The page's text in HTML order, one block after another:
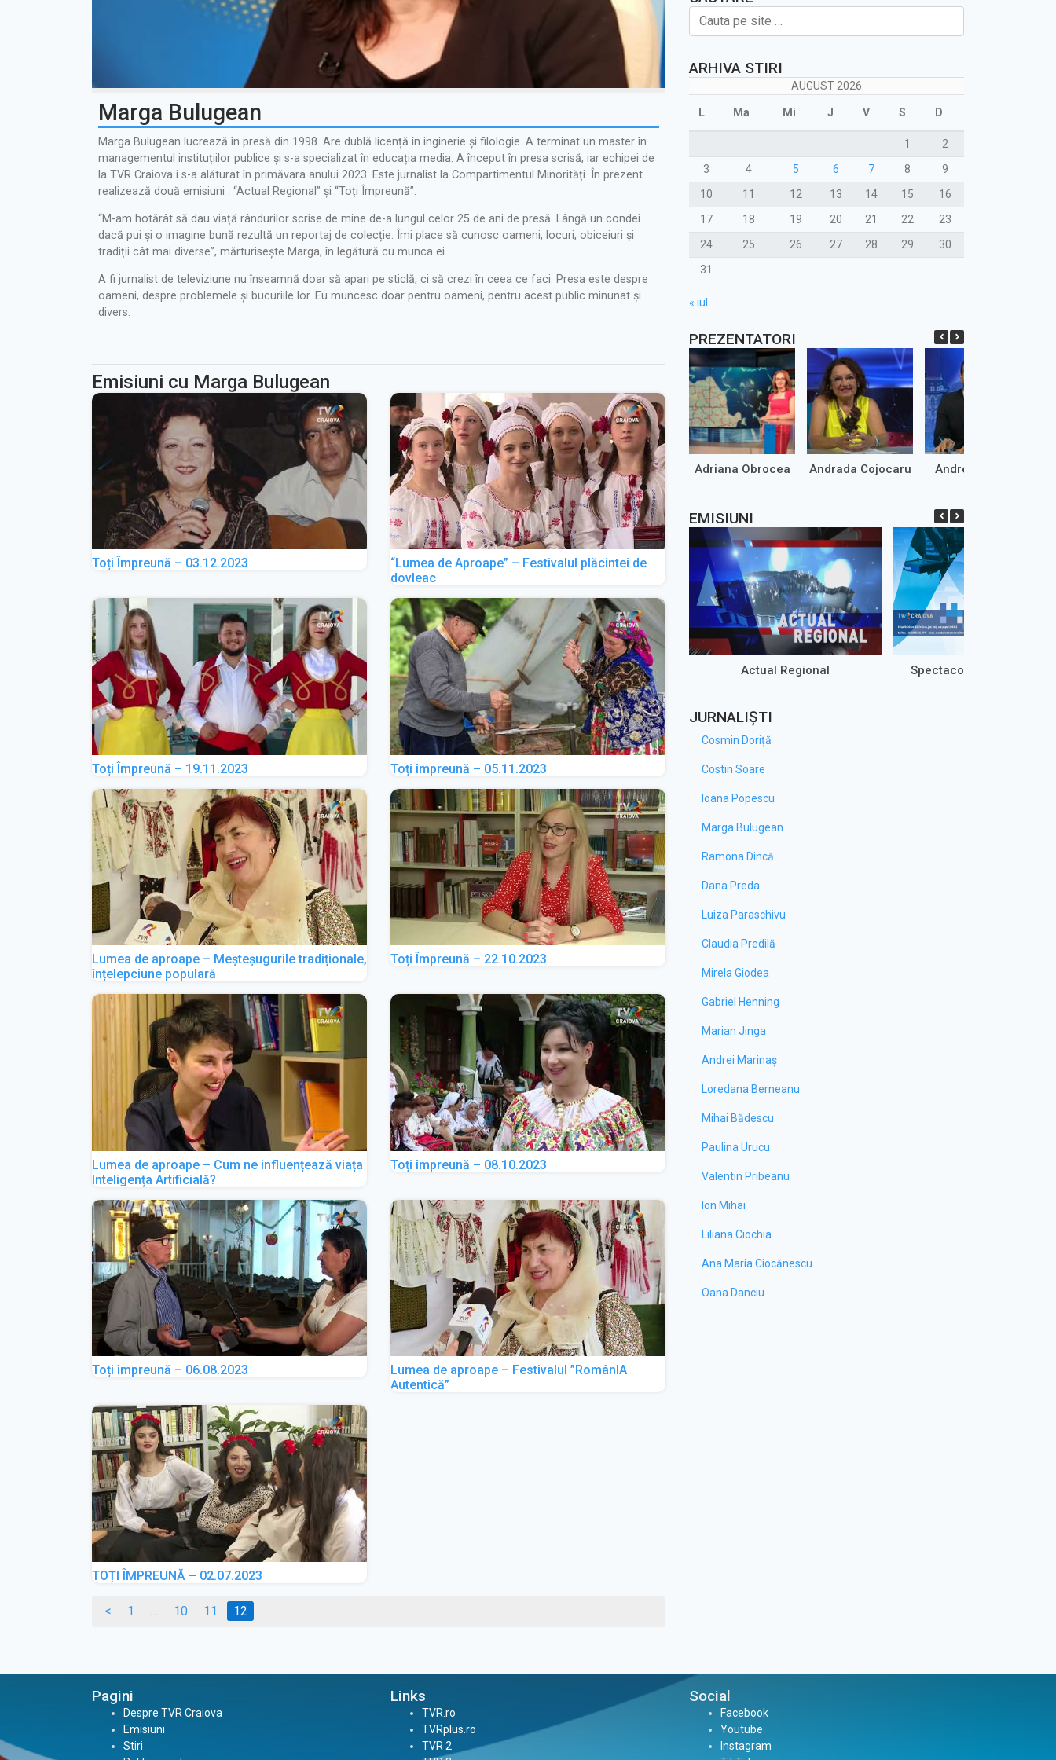
Marga Bulugean
Marga Bulugean lucrează în presă din 1998. Are dublă licență în inginerie și filologie. A terminat un master în
managementul instituțiilor publice și s-a specializat în educația media. A început în presa scrisă, iar echipei de
la TVR Craiova i s-a alăturat în primăvara anului 2023. Este jurnalist la Compartimentul Minorități. În prezent
realizează două emisiuni : “Actual Regional” și “Toți Împreună”.
“M-am hotărât să dau viață rândurilor scrise de mine de-a lungul celor 25 de ani de presă. Lângă un condei
dacă pui și o imagine bună rezultă un reportaj de colecție. Îmi place să cunosc oameni, locuri, obiceiuri și
tradiții cât mai diverse”, mărturisește Marga, în legătură cu munca ei.
A fi jurnalist de televiziune nu înseamnă doar să apari pe sticlă, ci să crezi în ceea ce faci. Presa este despre
oameni, despre problemele și bucuriile lor. Eu muncesc doar pentru oameni, pentru acest public minunat și
divers.
Emisiuni cu Marga Bulugean
Toți Împreună – 03.12.2023
“Lumea de Aproape” – Festivalul plăcintei de
dovleac
Toți Împreună – 19.11.2023 Toți împreună – 05.11.2023
Lumea de aproape – Meșteșugurile tradiționale,
înțelepciune populară
Toți Împreună – 22.10.2023
Lumea de aproape – Cum ne influențează viața
Inteligența Artificială?
Toți împreună – 08.10.2023
Toți împreună – 06.08.2023
Lumea de aproape – Festivalul ”RomânIA
Autentică”
TOȚI ÎMPREUNĂ – 02.07.2023
Navigare
articole
< 1 10 11 12
ARHIVA STIRI
AUGUST 2026
L Ma Mi J V S D
1
2
3
4 5 6 7 8
9
10
11 12 13 14 15
16
17
18 19 20 21 22
23
24
25 26 27 28 29
30
31
« iul.
PREZENTATORI
Adriana Obrocea Andrada Cojocaru Andrei Marinaș
EMISIUNI
Actual Regional Spectacole live TVR
JURNALIȘTI
Cosmin Doriță
Costin Soare
Ioana Popescu
Marga Bulugean
Ramona Dincă
Dana Preda
Luiza Paraschivu
Claudia Predilă
Mirela Giodea
Gabriel Henning
Marian Jinga
Andrei Marinaș
Loredana Berneanu
Mihai Bădescu
Paulina Urucu
Valentin Pribeanu
Ion Mihai
Liliana Ciochia
Ana Maria Ciocănescu
Oana Danciu
Pagini
Despre TVR Craiova
Emisiuni
Stiri
Links
TVR.ro
TVRplus.ro
TVR 2
Social
Facebook
Youtube
Instagram